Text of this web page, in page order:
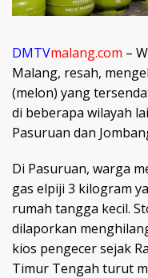
DMTVmalang.com –
Malang, resah,
(melon) yang
di beberapa wilayah
Pasuruan dan
Di Pasuruan, warga
gas elpiji 3 kilogram
rumah tangga kecil.
dilaporkan
kios pengecer sejak
Timur Tengah turut